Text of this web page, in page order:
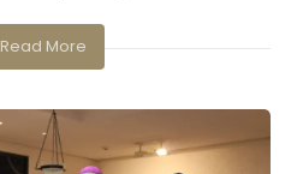
Read More